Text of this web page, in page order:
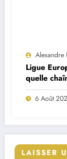
Alexandre
Ligue
quelle
match ?
6 Août
LAISSER